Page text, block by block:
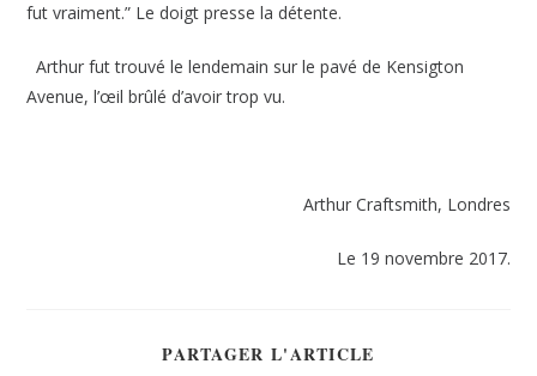
fut vraiment.” Le doigt presse la détente.
Arthur fut trouvé le lendemain sur le pavé de Kensigton
Avenue, l’œil brûlé d’avoir tropvu.
Arthur Craftsmith, Londres
Le 19 novembre 2017.
PARTAGER L'ARTICLE